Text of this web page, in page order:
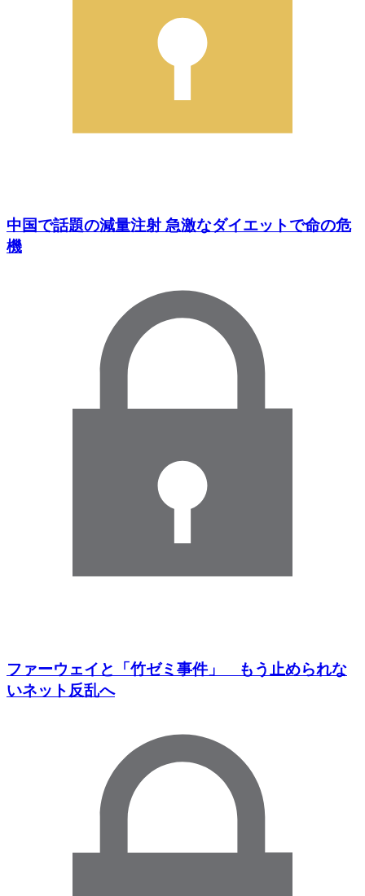
中国で話題の減量注射 急激なダイエットで命の危
機
ファーウェイと「竹ゼミ事件」 もう止められな
いネット反乱へ